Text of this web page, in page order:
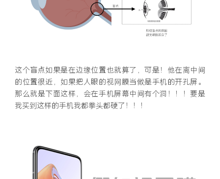
这个盲点如果是在边缘位置也就算了，可是！他在离中间
的位置很近，如果把人眼的视网膜当做是手机的开孔屏。
那么就是下面这样，会在手机屏幕中间有个洞！！！要是
我买到这样的手机我都拳头都硬了！！！